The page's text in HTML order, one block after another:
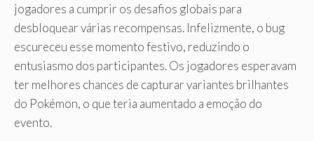
jogadores a cumprir os desafios globais para
desbloquear várias recompensas. Infelizmente, o bug
escureceu esse momento festivo, reduzindo o
entusiasmo dos participantes. Os jogadores esperavam
ter melhores chances de capturar variantes brilhantes
do Pokémon, o que teria aumentado a emoção do
evento.